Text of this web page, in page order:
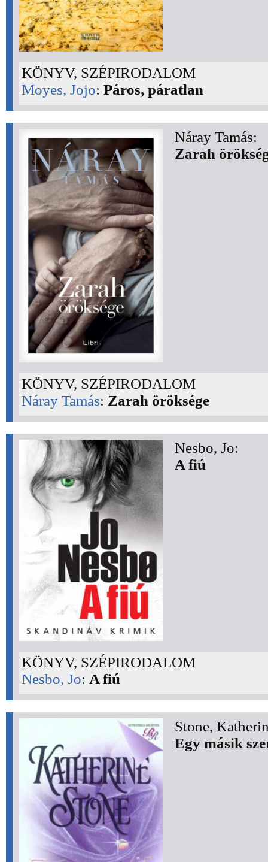
KÖNYV, SZÉPIRODALOM
Moyes, Jojo: Páros, páratlan
Náray Tamás:
Zarah
KÖNYV, SZÉPIRODALOM
Náray Tamás: Zarah öröksége
Nesbo, Jo:
A fiú
KÖNYV, SZÉPIRODALOM
Nesbo, Jo: A fiú
Stone,
Egy másik